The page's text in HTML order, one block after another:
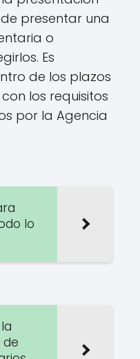
presentar una
o
Es
de los plazos
los requisitos
por la Agencia
lo
de